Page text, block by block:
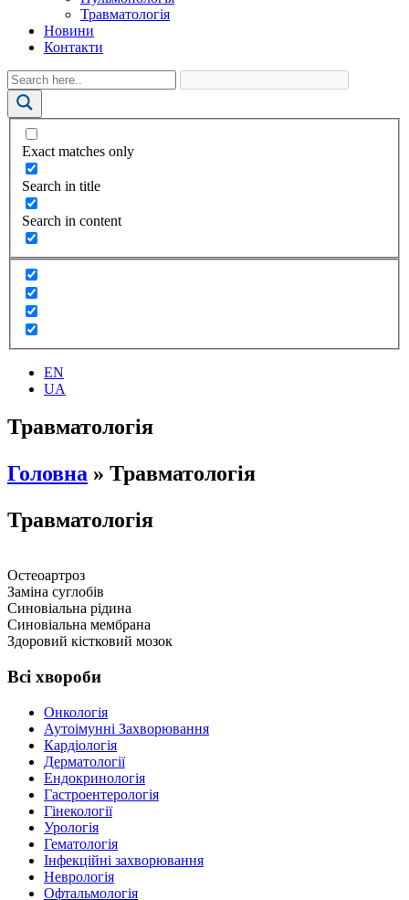
Травматологія
Новини
Контакти
Exact matches only
Search in title
Search in content
EN
UA
Травматологія
Головна » Травматологія
Травматологія
Остеоартроз
Заміна суглобів
Синовіальна рідина
Синовіальна мембрана
Здоровий кістковий мозок
Всі хвороби
Онкологія
Аутоімунні Захворювання
Кардіологія
Дерматології
Ендокринологія
Гастроентерологія
Гінекології
Урологія
Гематологія
Інфекційні захворювання
Неврологія
Офтальмологія